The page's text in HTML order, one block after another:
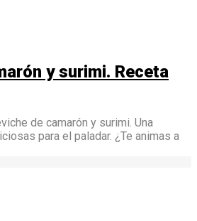
y surimi. Receta
de camarón y surimi. Una
para el paladar. ¿Te animas a